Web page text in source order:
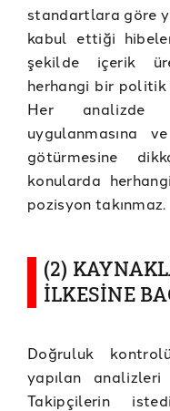
standartlara göre
kabul ettiği
şekilde içerik
herhangi bir
Her analizde
uygulanmasına
götürmesine
konularda
pozisyon takınmaz.
(2)
İLKESİNE
Doğruluk
yapılan
Takipçilerin